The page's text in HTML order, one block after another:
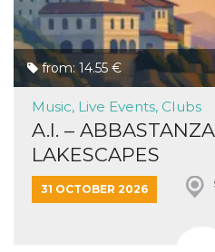
from: 14.55 €
Music, Live Events, Clubs
A.I. –
LAKESCAPES
31 OCTOBER 2026